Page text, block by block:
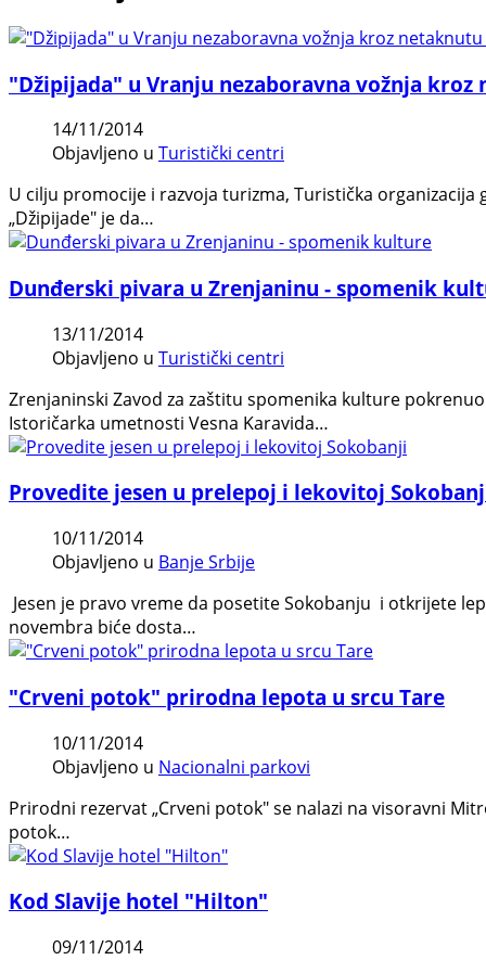
"Džipijada" u Vranju nezaboravna vožnja
14/11/2014
Objavljeno u Turistički centri
U cilju promocije i razvoja turizma, Turistička
„Džipijade" je da…
Dunđerski pivara u Zrenjaninu - spomenik
13/11/2014
Objavljeno u Turistički centri
Zrenjaninski Zavod za zaštitu spomenika kulture
Istoričarka umetnosti Vesna Karavida…
Provedite jesen u prelepoj i lekovitoj
10/11/2014
Objavljeno u Banje Srbije
Jesen je pravo vreme da posetite Sokobanju i otkrijete
novembra biće dosta…
"Crveni potok" prirodna lepota u srcu Tare
10/11/2014
Objavljeno u Nacionalni parkovi
Prirodni rezervat „Crveni potok" se nalazi na visoravni
potok…
Kod Slavije hotel "Hilton"
09/11/2014